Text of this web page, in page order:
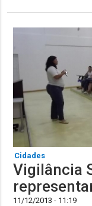
Cidades
Vigilância
11/12/2013 - 11:19